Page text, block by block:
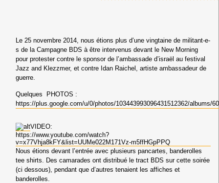
Le 25 novembre 2014, nous étions plus d’une vingtaine de militant-e-
s de la Campagne BDS à être intervenus devant le New Morning
pour protester contre le sponsor de l’ambassade d’israël au festival
Jazz and Klezzmer, et contre Idan Raichel, artiste ambassadeur de
guerre.
Quelques PHOTOS :
https://plus.google.com/u/0/photos/103443993096431512362/albums/
VIDEO:
https://www.youtube.com/watch?
v=x77Vhja8kFY&list=UUMe022M171Vz-m5ffHGpPPQ
Nous étions devant l’entrée avec plusieurs pancartes, banderolles
tee shirts. Des camarades ont distribué le tract BDS sur cette soirée
(ci dessous), pendant que d’autres tenaient les affiches et
banderolles.